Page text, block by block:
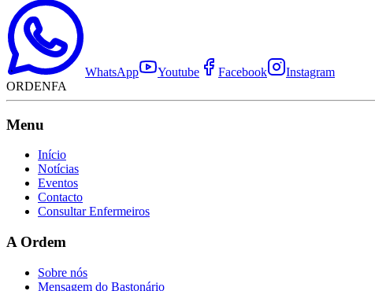
WhatsApp Youtube Facebook
Instagram
ORDENFA
Menu
Início
Notícias
Eventos
Contacto
Consultar Enfermeiros
A Ordem
Sobre nós
Mensagem do Bastonário